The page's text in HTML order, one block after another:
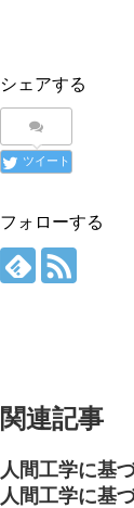
シェアする
ツイート
フォローする
関連記事
人間工学に基
人間工学に基